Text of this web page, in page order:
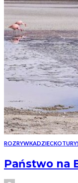
ROZRYWKADZIECKO
Państwo na